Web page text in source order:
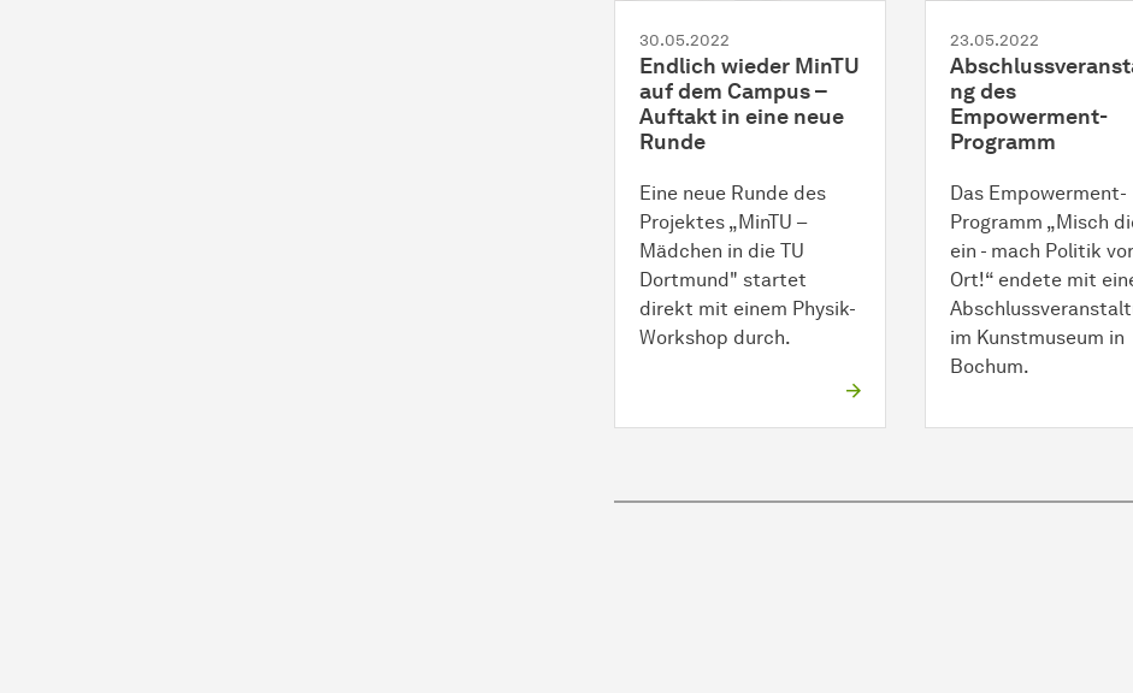
30.05.2022
Endlich wieder MinTU
auf dem Campus –
Auftakt in eine neue
Runde
Eine neue Runde des
Projektes „MinTU –
Mädchen in die TU
Dortmund" startet
direkt mit einem Physik-
Workshop durch.
23.05.2022
ng des
Empowerment-
Programm
Das Empowerment-
Programm „Misch
ein - mach Politik vor
Ort!“ endete mit
im Kunstmuseum in
Bochum.